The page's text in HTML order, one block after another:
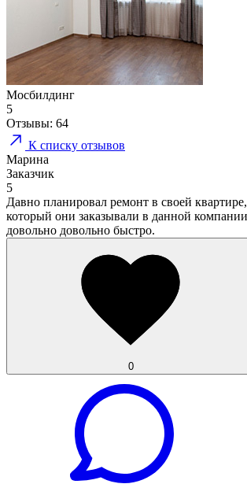
Мосбилдинг
5
Отзывы: 64
К списку отзывов
Марина
Заказчик
5
Давно планировал ремонт в своей
который они заказывали в данной
довольно довольно быстро.
0